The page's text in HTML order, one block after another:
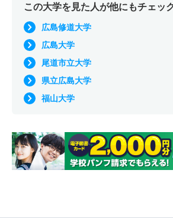
この大学を見た人が他にもチェッ
広島修道大学
広島大学
尾道市立大学
県立広島大学
福山大学